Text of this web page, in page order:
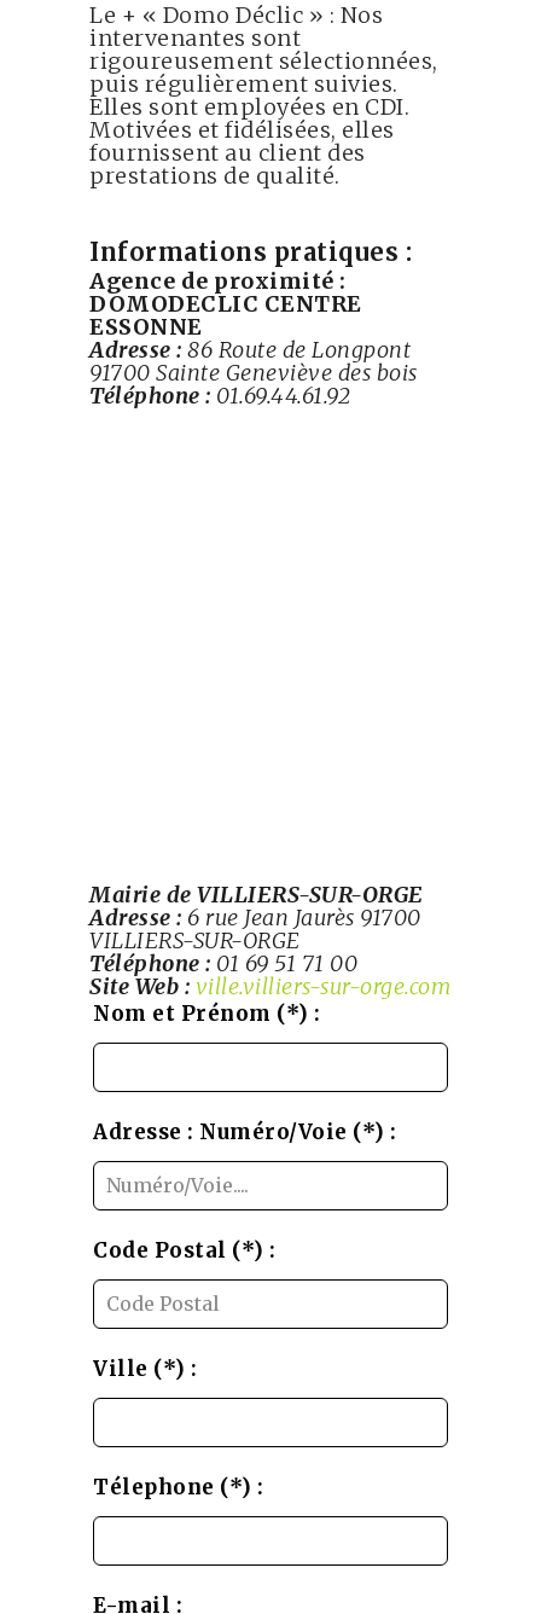
Le + « Domo Déclic » : Nos
intervenantes sont
rigoureusement sélectionnées,
puis régulièrement suivies.
Elles sont employées en CDI.
Motivées et fidélisées, elles
fournissent au client des
prestations de qualité.
Informations pratiques :
Agence de proximité :
DOMODECLIC CENTRE
ESSONNE
Adresse : 86 Route de Longpont
91700 Sainte Geneviève des bois
Téléphone : 01.69.44.61.92
Mairie de VILLIERS-SUR-ORGE
Adresse : 6 rue Jean Jaurès 91700
VILLIERS-SUR-ORGE
Téléphone : 01 69 51 71 00
Site Web : ville.villiers-sur-orge.com
Leave
field
Nom et Prénom (*) :
Adresse : Numéro/Voie (*) :
Code Postal (*) :
Ville (*) :
Télephone (*) :
E-mail :